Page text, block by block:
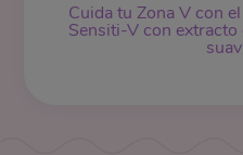
Cuida tu Zona V con
Sensiti-V con